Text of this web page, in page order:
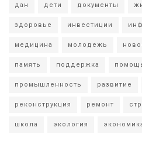
дан дети документы
здоровье инвестиции
медицина молодежь
память поддержка
промышленность развитие
реконструкция ремонт
школа экология